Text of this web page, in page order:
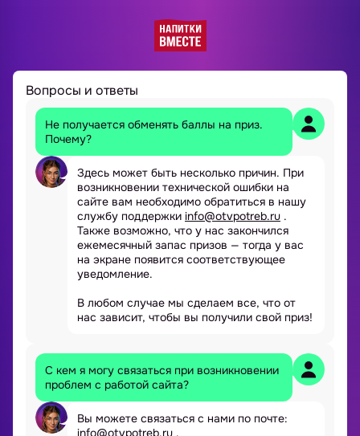
Вопросы и ответы
Не получается обменять баллы на приз.
Почему?
Здесь может быть несколько причин. При
возникновении технической ошибки на
сайте вам необходимо обратиться в нашу
службу поддержки info@otvpotreb.ru .
Также возможно, что у нас закончился
ежемесячный запас призов — тогда у вас
на экране появится соответствующее
уведомление.
В любом случае мы сделаем все, что от
нас зависит, чтобы вы получили свой приз!
С кем я могу связаться при возникновении
проблем с работой сайта?
Вы можете связаться с нами по почте:
info@otvpotreb.ru .